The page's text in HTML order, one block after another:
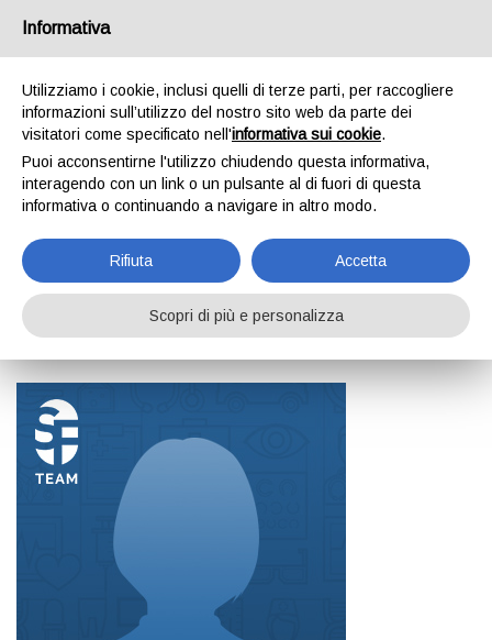
RSA Angelina e Angelo Pozzoli - Legnano Cristina Ferro
Informativa
Utilizziamo i cookie, inclusi quelli di terze parti, per raccogliere
informazioni sull’utilizzo del nostro sito web da parte dei
visitatori come specificato nell'informativa sui cookie.
Puoi acconsentirne l'utilizzo chiudendo questa informativa,
interagendo con un link o un pulsante al di fuori di questa
informativa o continuando a navigare in altro modo.
Rifiuta Accetta
Scopri di più e personalizza